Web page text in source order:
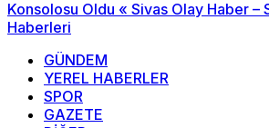
GÜNDEM
YEREL HABERLER
SPOR
GAZETE